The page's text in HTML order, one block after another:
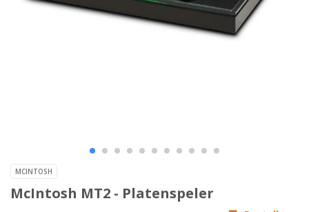
MCINTOSH
McIntosh MT2 - Platenspeler